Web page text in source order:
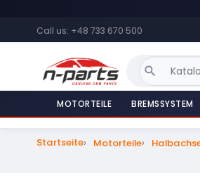
Call us: +48 733 670 500
search
MOTORTEILE BREMSSYSTEM
Startseite Motorteile